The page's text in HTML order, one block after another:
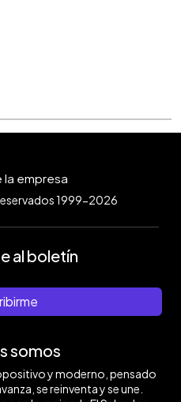
1999-2026
al boletín
somos
y moderno, pensado
se reinventa y se une.